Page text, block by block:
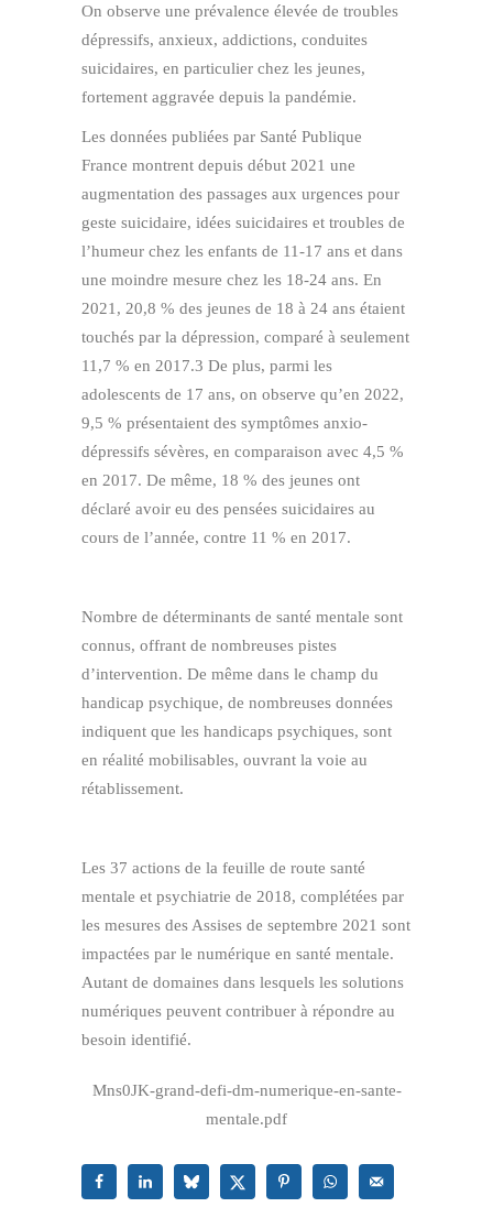
On observe une prévalence élevée de troubles
dépressifs, anxieux, addictions, conduites
suicidaires, en particulier chez les jeunes,
fortement aggravée depuis la pandémie.
Les données publiées par Santé Publique
France montrent depuis début 2021 une
augmentation des passages aux urgences pour
geste suicidaire, idées suicidaires et troubles de
l’humeur chez les enfants de 11-17 ans et dans
une moindre mesure chez les 18-24 ans. En
2021, 20,8 % des jeunes de 18 à 24 ans étaient
touchés par la dépression, comparé à seulement
11,7 % en 2017.3 De plus, parmi les
adolescents de 17 ans, on observe qu’en 2022,
9,5 % présentaient des symptômes anxio-
dépressifs sévères, en comparaison avec 4,5 %
en 2017. De même, 18 % des jeunes ont
déclaré avoir eu des pensées suicidaires au
cours de l’année, contre 11 % en 2017.
Nombre de déterminants de santé mentale sont
connus, offrant de nombreuses pistes
d’intervention. De même dans le champ du
handicap psychique, de nombreuses données
indiquent que les handicaps psychiques, sont
en réalité mobilisables, ouvrant la voie au
rétablissement.
Les 37 actions de la feuille de route santé
mentale et psychiatrie de 2018, complétées par
les mesures des Assises de septembre 2021 sont
impactées par le numérique en santé mentale.
Autant de domaines dans lesquels les solutions
numériques peuvent contribuer à répondre au
besoin identifié.
Mns0JK-grand-defi-dm-numerique-en-sante-
mentale.pdf